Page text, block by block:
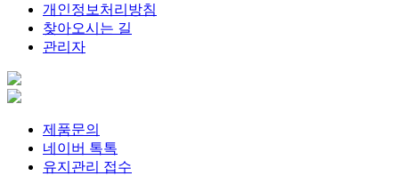
개인정보처리방침
찾아오시는 길
관리자
제품문의
네이버 톡톡
유지관리 접수